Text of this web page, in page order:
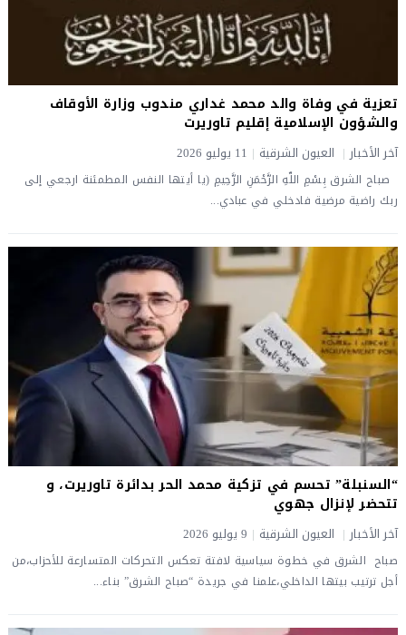
تعزية في وفاة والد محمد غداري مندوب وزارة الأوقاف
والشؤون الإسلامية إقليم تاوريرت
آخر الأخبار العيون الشرقية 11 يوليو 2026
صباح الشرق بِسْمِ اللّهِ الرَّحْمَنِ الرَّحِيمِ (يا أيتها النفس المطمئنة ارجعي إلى
ربك راضية مرضية فادخلي في عبادي...
“السنبلة” تحسم في تزكية محمد الحر بدائرة تاوريرت، و
تتحضر لإنزال جهوي
آخر الأخبار العيون الشرقية 9 يوليو 2026
صباح الشرق ​​في خطوة سياسية لافتة تعكس التحركات المتسارعة للأحزاب،من
أجل ترتيب بيتها الداخلي،علمنا في جريدة “صباح الشرق” بناء...